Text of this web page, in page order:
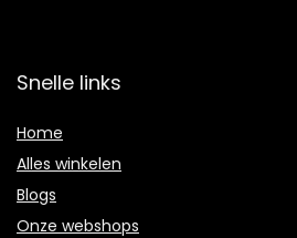
Snelle links
Home
Alles winkelen
Blogs
Onze webshops